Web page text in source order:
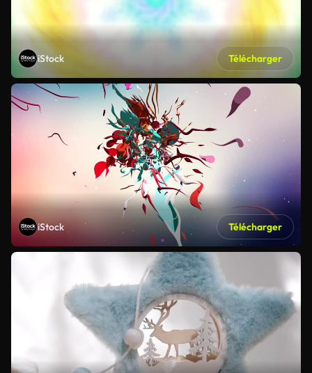
iStock Télécharger
iStock Télécharger